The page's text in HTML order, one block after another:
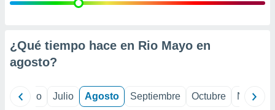
e
mediante
¿Qué tiempo hace en Rio Mayo en
agosto?
Junio Julio Agosto Septiembre Octubre